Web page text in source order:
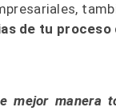
de tu proceso
mejor manera